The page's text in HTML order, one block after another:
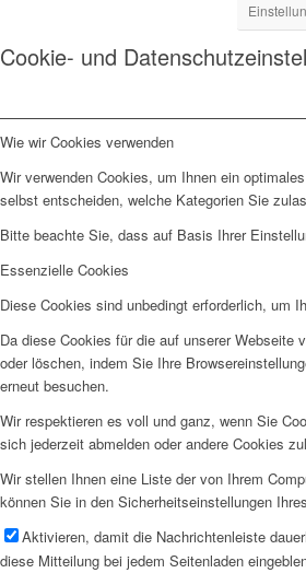
Cookie- und
Wie wir Cookies verwenden
Wir verwenden Cookies, um Ihnen ein
selbst entscheiden, welche Kategorien Sie
Bitte beachte Sie, dass auf Basis Ihrer
Essenzielle Cookies
Diese Cookies sind unbedingt erforderlich, um
Da diese Cookies für die auf unserer Webseite
oder löschen, indem Sie Ihre
erneut besuchen.
Wir respektieren es voll und ganz, wenn Sie
sich jederzeit abmelden oder andere Cookies
Wir stellen Ihnen eine Liste der von Ihrem
können Sie in den Sicherheitseinstellungen
Aktivieren, damit die Nachrichtenleiste
diese Mitteilung bei jedem Seitenladen